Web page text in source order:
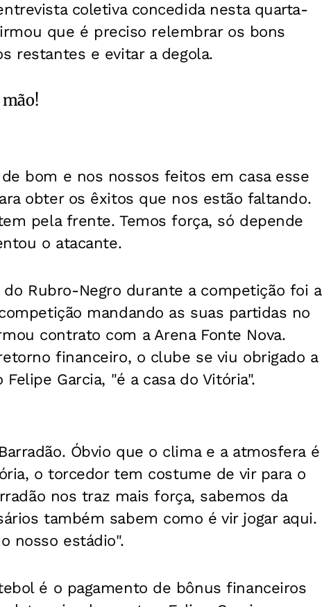
coletiva concedida nesta quarta-
que é preciso relembrar os bons
restantes e evitar a degola.
bom e nos nossos feitos em casa esse
obter os êxitos que nos estão faltando.
pela frente. Temos força, só depende
o atacante.
Rubro-Negro durante a competição foi a
mandando as suas partidas no
contrato com a Arena Fonte Nova.
financeiro, o clube se viu obrigado a
Garcia, "é a casa do Vitória".
Óbvio que o clima e a atmosfera é
o torcedor tem costume de vir para o
nos traz mais força, sabemos da
também sabem como é vir jogar aqui.
nosso estádio".
é o pagamento de bônus financeiros